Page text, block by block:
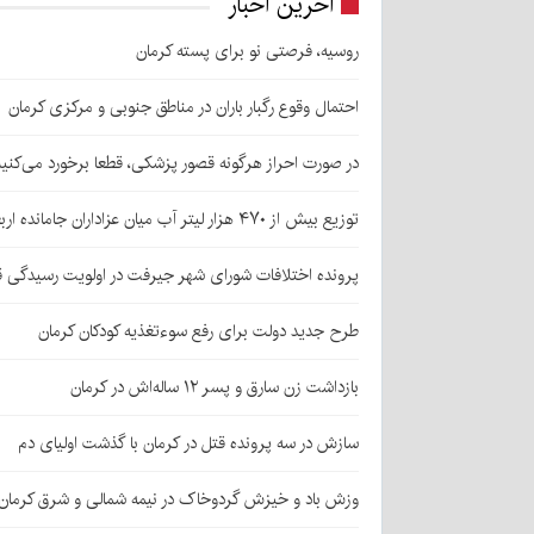
روسیه، فرصتی نو برای پسته کرمان
احتمال وقوع رگبار باران در مناطق جنوبی و مرکزی کرمان
در صورت احراز هرگونه قصور پزشکی، قطعا برخورد
توزیع بیش از ۴۷۰ هزار لیتر آب میان عزاداران جامانده اربعین در کرمان
پرونده اختلافات شورای شهر جیرفت در اولویت
طرح جدید دولت برای رفع سوءتغذیه کودکان کرمان
بازداشت زن سارق و پسر ۱۲ ساله‌اش در کرمان
سازش در سه پرونده قتل در کرمان با گذشت اولیای دم
وزش باد و خیزش گردوخاک در نیمه شمالی و شرق